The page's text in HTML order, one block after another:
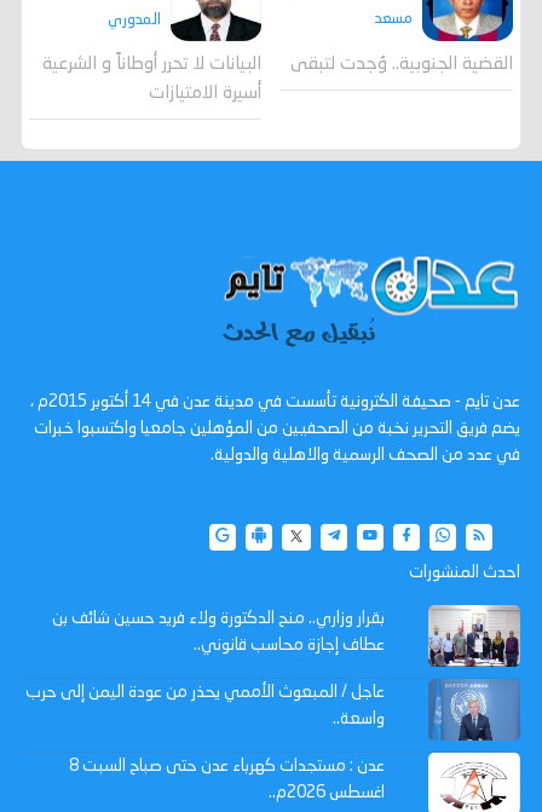
مسعد
القضية الجنوبية.. وُجدت لتبقى
المدوري
البيانات لا تحرر أوطاناً و الشرعية
أسيرة الامتيازات
عدن تايم - صحيفة الكترونية تأسست في مدينة عدن في 14 أكتوبر 2015م ،
يضم فريق التحرير نخبة من الصحفيين من المؤهلين جامعيا واكتسبوا خبرات
في عدد من الصحف الرسمية والاهلية والدولية.
احدث المنشورات
بقرار وزاري.. منح الدكتورة ولاء فريد حسين شائف بن
عطاف إجازة محاسب قانوني..
عاجل / المبعوث الأممي يحذر من عودة اليمن إلى حرب
واسعة..
عدن : مستجدات كهرباء عدن حتى صباح السبت 8
اغسطس 2026م..